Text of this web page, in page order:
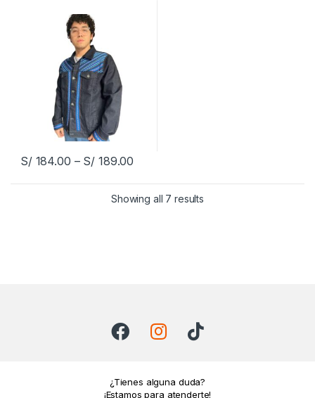
S/184.00 – S/ 189.00
Showing all 7 results
¿Tienes alguna duda?
¡Estamos para atenderte!